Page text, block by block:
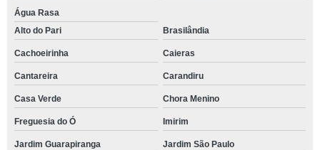
Água Rasa
Alto do Pari
Brasilândia
Cachoeirinha Caieras
Cantareira Carandiru
Casa Verde Chora Menino
Freguesia do Ó Imirim
Jardim Guarapiranga Jardim São Paulo